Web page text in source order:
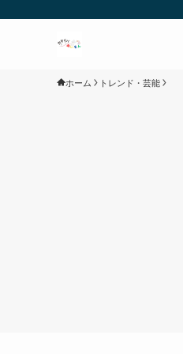
ホーム トレンド・芸能